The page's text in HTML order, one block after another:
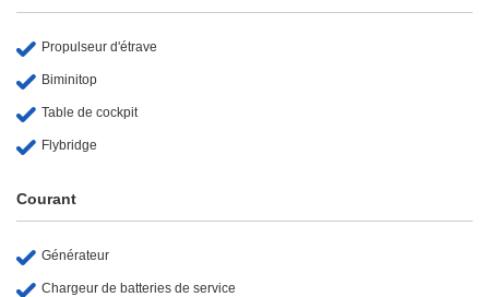
Propulseur d'étrave
Biminitop
Table de cockpit
Flybridge
Courant
Générateur
Chargeur de batteries de service